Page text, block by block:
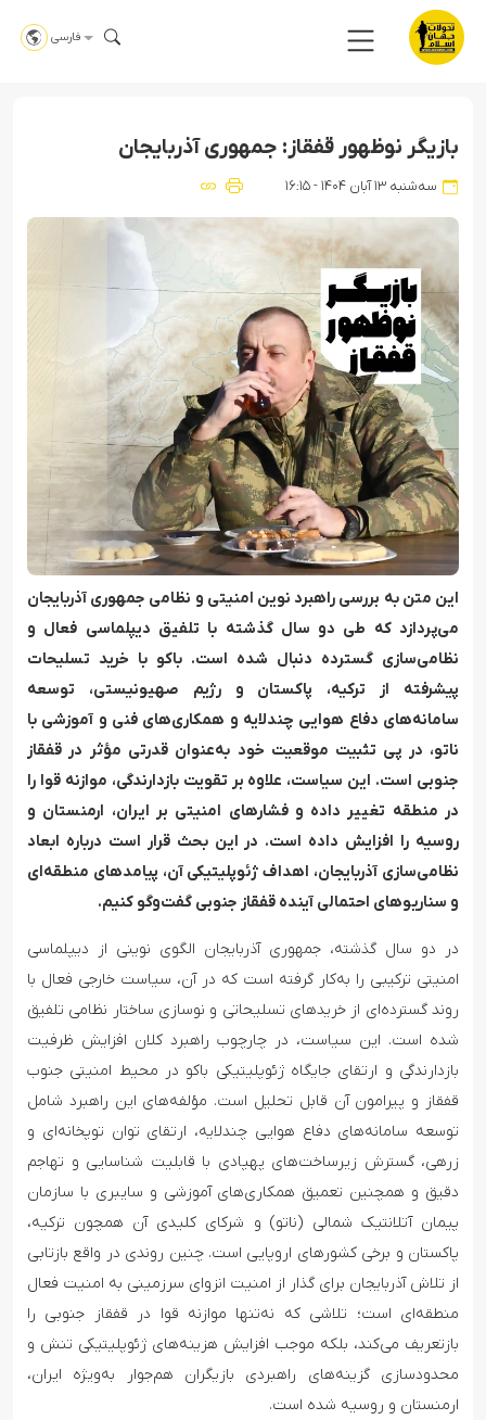
فارسی
بازیگر نوظهور قفقاز: جمهوری آذربایجان
سه‌شنبه ۱۳ آبان ۱۴۰۴ - ۱۶:۱۵
این متن به بررسی راهبرد نوین امنیتی و نظامی جمهوری آذربایجان
می‌پردازد که طی دو سال گذشته با تلفیق دیپلماسی فعال و
نظامی‌سازی گسترده دنبال شده است. باکو با خرید تسلیحات
پیشرفته از ترکیه، پاکستان و رژیم صهیونیستی، توسعه
سامانه‌های دفاع هوایی چندلایه و همکاری‌های فنی و آموزشی با
ناتو، در پی تثبیت موقعیت خود به‌عنوان قدرتی مؤثر در قفقاز
جنوبی است. این سیاست، علاوه بر تقویت بازدارندگی، موازنه قوا را
در منطقه تغییر داده و فشارهای امنیتی بر ایران، ارمنستان و
روسیه را افزایش داده است. در این بحث قرار است درباره ابعاد
نظامی‌سازی آذربایجان، اهداف ژئوپلیتیکی آن، پیامدهای منطقه‌ای
و سناریوهای احتمالی آینده قفقاز جنوبی گفت‌وگو کنیم.
در دو سال گذشته، جمهوری آذربایجان الگوی نوینی از دیپلماسی
امنیتی ترکیبی را به‌کار گرفته است که در آن، سیاست خارجی فعال با
روند گسترده‌ای از خریدهای تسلیحاتی و نوسازی ساختار نظامی تلفیق
شده است. این سیاست، در چارچوب راهبرد کلان افزایش ظرفیت
بازدارندگی و ارتقای جایگاه ژئوپلیتیکی باکو در محیط امنیتی جنوب
قفقاز و پیرامون آن قابل تحلیل است. مؤلفه‌های این راهبرد شامل
توسعه سامانه‌های دفاع هوایی چندلایه، ارتقای توان توپخانه‌ای و
زرهی، گسترش زیرساخت‌های پهپادی با قابلیت شناسایی و تهاجم
دقیق و همچنین تعمیق همکاری‌های آموزشی و سایبری با سازمان
پیمان آتلانتیک شمالی (ناتو) و شرکای کلیدی آن همچون ترکیه،
پاکستان و برخی کشورهای اروپایی است. چنین روندی در واقع بازتابی
از تلاش آذربایجان برای گذار از امنیت انزوای سرزمینی به امنیت فعال
منطقه‌ای است؛ تلاشی که نه‌تنها موازنه قوا در قفقاز جنوبی را
بازتعریف می‌کند، بلکه موجب افزایش هزینه‌های ژئوپلیتیکی تنش و
محدودسازی گزینه‌های راهبردی بازیگران هم‌جوار به‌ویژه ایران،
ارمنستان و روسیه شده است.